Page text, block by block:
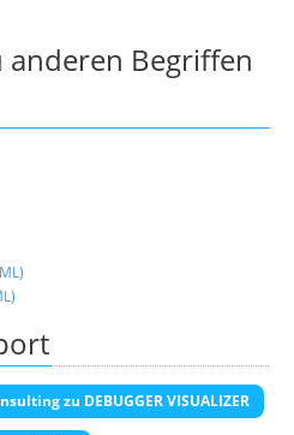
anderen Begriffen
zu DEBUGGER VISUALIZER